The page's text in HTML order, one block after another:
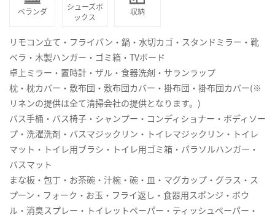
ベランダ
シューズボ
ックス
収納
リモコン立て・フライパン・鍋・水切カゴ・スタンドミラー・靴
ベラ・木製ハンガー・ゴミ箱・TVボード
卓上ミラー・置時計・ザル・食器洗剤・サランラップ
枕・枕カバー・敷布団・敷布団カバー・掛布団・掛布団カバー(※
リネンの提供は全て清掃会社の提供となります。)
バス手桶・バス椅子・シャンプー・コンディショナー・ボディソー
プ・洗濯洗剤・バスマジックリン・トイレマジックリン・トイレ
マット・トイレ用ブラシ・トイレ用ゴミ箱・パラソルハンガー・
バスマット
まな板・包丁・お茶碗・汁椀・碗・皿・マグカップ・グラス・ス
プーン・フォーク・お玉・フライ返し・食器用スポンジ・ボウ
ル・消臭スプレー・トイレットペーパー・ティッシュペーパー・